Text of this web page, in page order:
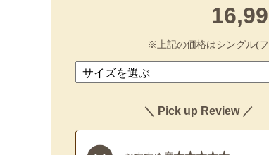
※上記の価格はシングル(
＼ Pick up Review ／